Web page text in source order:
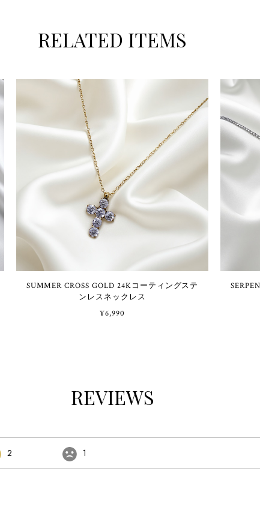
RELATED ITEMS
SUMMER CROSS GOLD 24Kコーティングステ
ンレスネックレス
¥6,990
SERPENT LUX 18Kコ
REVIEWS
2 1